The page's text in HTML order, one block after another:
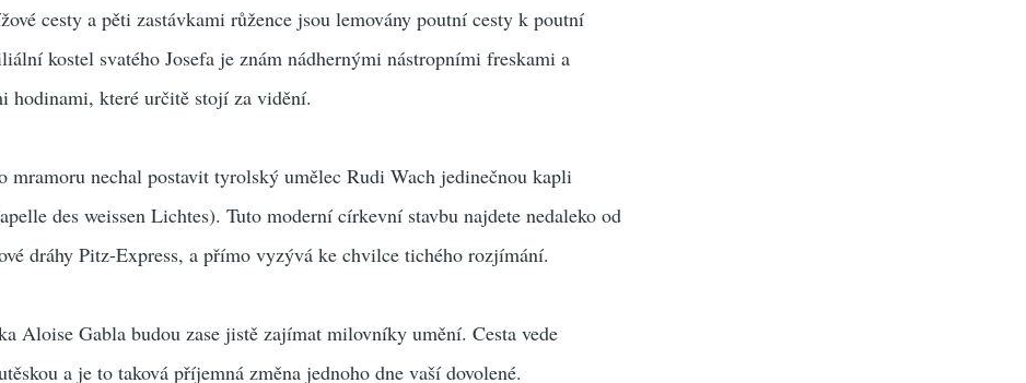
cesty a pěti zastávkami růžence jsou lemovány poutní cesty k poutní
kostel svatého Josefa je znám nádhernými nástropními freskami a
hodinami, které určitě stojí za vidění.
mramoru nechal postavit tyrolský umělec Rudi Wach jedinečnou kapli
des weissen Lichtes). Tuto moderní církevní stavbu najdete nedaleko od
dráhy Pitz-Express, a přímo vyzývá ke chvilce tichého rozjímání.
Aloise Gabla budou zase jistě zajímat milovníky umění. Cesta vede
a je to taková příjemná změna jednoho dne vaší dovolené.